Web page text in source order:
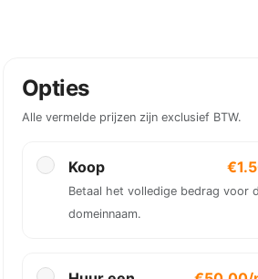
Opties
Alle vermelde prijzen zijn exclusief BTW.
Koop
Betaal het volledige bedrag voor
domeinnaam.